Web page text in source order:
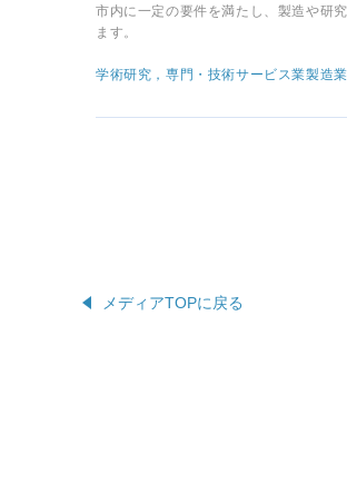
市内に一定の要件を満たし、製造や研
ます。
学術研究，専門・技術サービス業製造業
メディアTOPに戻る